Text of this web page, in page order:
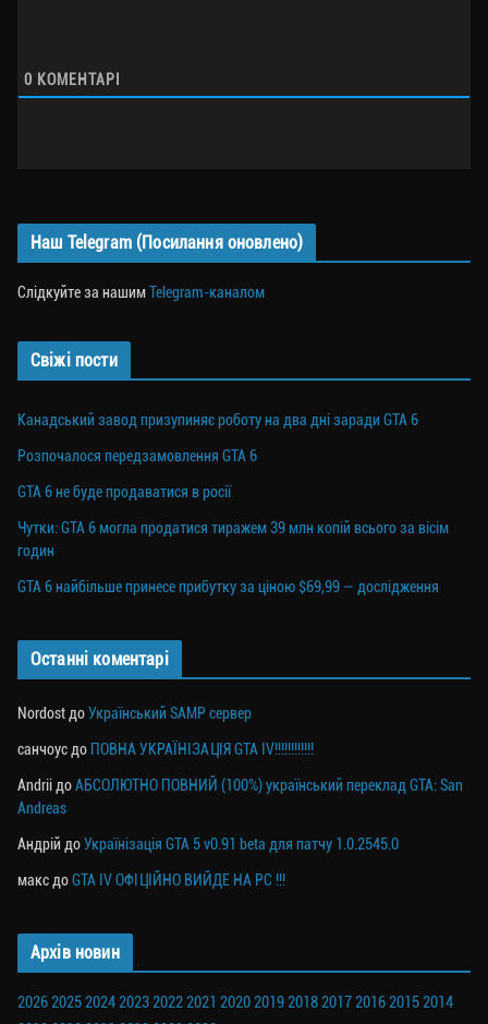
0 КОМЕНТАРІ
Наш Telegram (Посилання оновлено)
Слідкуйте за нашимTelegram-каналом
Свіжі пости
Канадський завод призупиняє роботу на два дні заради GTA 6
Розпочалося передзамовлення GTA 6
GTA 6 не буде продаватися в росії
Чутки: GTA 6 могла продатися тиражем 39 млн копій всього за вісім
годин
GTA 6 найбільше принесе прибутку за ціною $69,99 — дослідження
Останні коментарі
Nordost доУкраїнський SAMP сервер
санчоус до ПОВНА УКРАЇНІЗАЦІЯ GTA IV!!!!!!!!!!!!
Andrii доАБСОЛЮТНО ПОВНИЙ (100%) український переклад GTA: San
Andreas
Андрій доУкраїнізація GTA 5 v0.91 beta для патчу 1.0.2545.0
макс доGTA IV ОФІЦІЙНО ВИЙДЕ НА PC !!!
Архів новин
202620252024202320222021 2020201920182017201620152014